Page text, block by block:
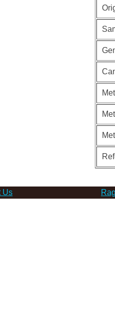
Us